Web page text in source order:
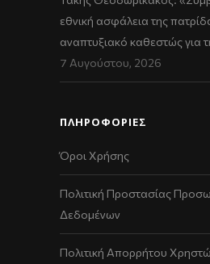
εθνική ασφάλεια της
αναπτυξιακό καθεστώς για
7 Αυγούστου, 2026
ΠΛΗΡΟΦΟΡΙΕΣ
Όροι Χρήσης
Πολιτική Προστασίας
Δεδομένων
Πολιτική Απορρήτου